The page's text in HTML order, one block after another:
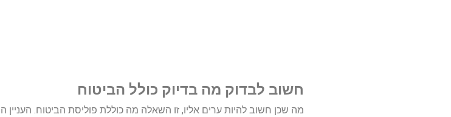
חשוב לבדוק מה בדיוק כולל הביטוח
מה שכן חשוב להיות ערים אליו, זו השאלה מה כוללת פוליסת הביטוח.